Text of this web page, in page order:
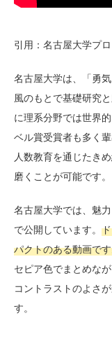
引用：名古屋大学プ
名古屋大学は、「勇
風のもとで基礎研究
に理系分野では世界
ベル賞受賞者も多く
人数教育を通じたき
磨くことが可能です。
名古屋大学では、魅
で公開しています。
パクトのある動画で
セピア色でまとめな
コントラストのよさ
す。